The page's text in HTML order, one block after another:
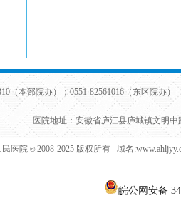
（本部院办）；0551-82561016（东区院办
医院地址：安徽省庐江县庐城镇文明
民医院 © 2008-2025 版权所有 域名
皖公网安备